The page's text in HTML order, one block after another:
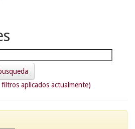
aplicados actualmente)